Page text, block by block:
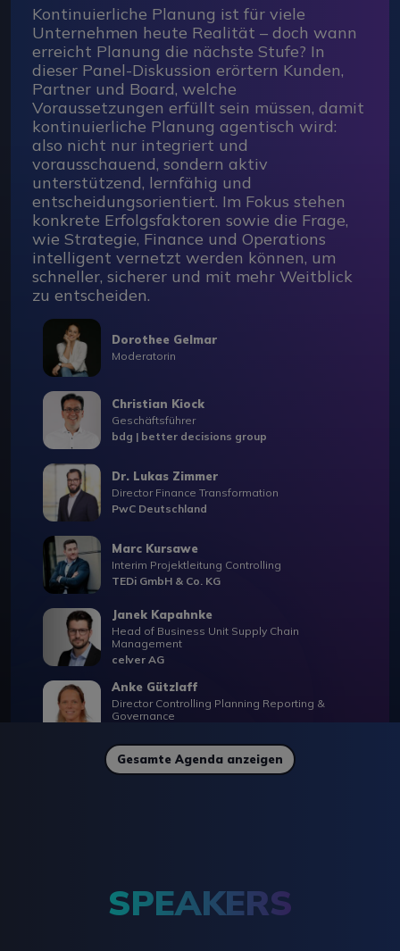
Kontinuierliche Planung ist für viele
Unternehmen heute Realität – doch wann
erreicht Planung die nächste Stufe? In
dieser Panel-Diskussion erörtern Kunden,
Partner und Board, welche
Voraussetzungen erfüllt sein müssen, damit
kontinuierliche Planung agentisch wird:
also nicht nur integriert und
vorausschauend, sondern aktiv
unterstützend, lernfähig und
entscheidungsorientiert. Im Fokus stehen
konkrete Erfolgsfaktoren sowie die Frage,
wie Strategie, Finance und Operations
intelligent vernetzt werden können, um
schneller, sicherer und mit mehr Weitblick
zu entscheiden.
Dorothee Gelmar
Moderatorin
Christian Kiock
Geschäftsführer
bdg | better decisions group
Dr. Lukas Zimmer
Director Finance Transformation
PwC Deutschland
Marc Kursawe
Interim Projektleitung Controlling
TEDi GmbH & Co. KG
Janek Kapahnke
Head of Business Unit Supply Chain
Management
celver AG
Anke Gützlaff
Director Controlling Planning Reporting &
Governance
integrierten
Gesamte Agenda anzeigen
SPEAKERS